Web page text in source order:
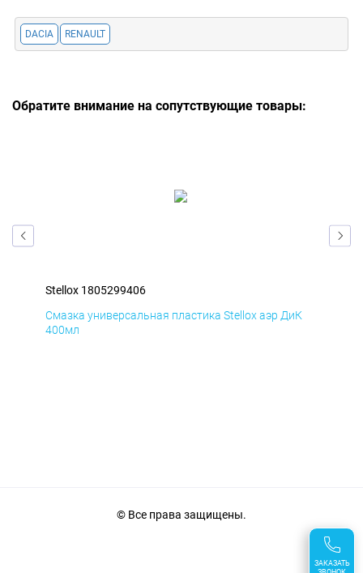
DACIA RENAULT
Обратите внимание на сопутствующие товары:
Stellox 1805299406
Смазка универсальная пластика Stellox аэр ДиК
400мл
ЗАКАЗАТЬ
© Все права защищены.